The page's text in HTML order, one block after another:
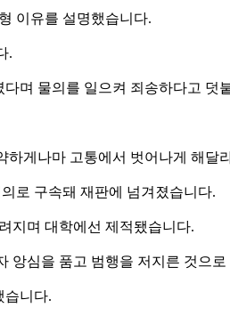
이유를 설명했습니다.
.
며 물의를 일으켜 죄송하다고 덧
게나마 고통에서 벗어나게 해달
로 구속돼 재판에 넘겨졌습니다.
지며 대학에선 제적됐습니다.
앙심을 품고 범행을 저지른 것으
습니다.